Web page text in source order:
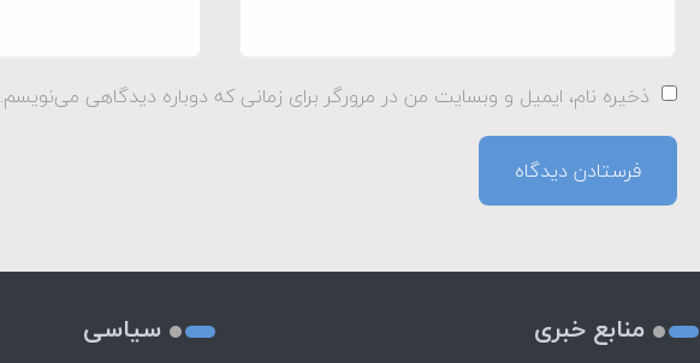
ذخیره نام، ایمیل و وبسایت من در مرورگر برای زمانی که دوباره دیدگاهی می‌نویسم.
منابع خبری سیاسی